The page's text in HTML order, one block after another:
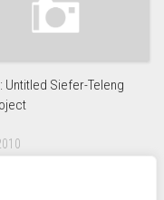
Untitled Siefer-Teleng